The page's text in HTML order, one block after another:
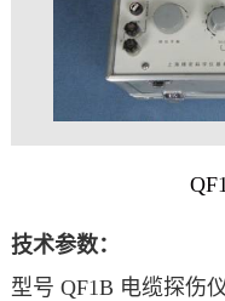
技术参数：
型号 QF1B 电缆探伤